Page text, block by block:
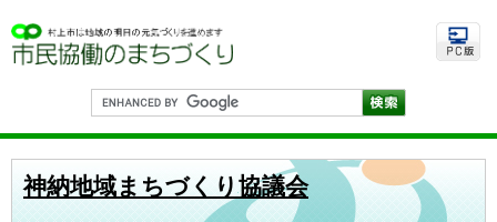
ー
ジ
の
ニ
ュ
ー
G
o
o
e
カ
神納地域まちづくり協議会